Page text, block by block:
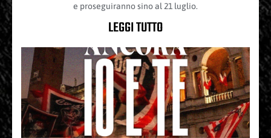
e proseguiranno sino al 21 luglio.
LEGGI TUTTO